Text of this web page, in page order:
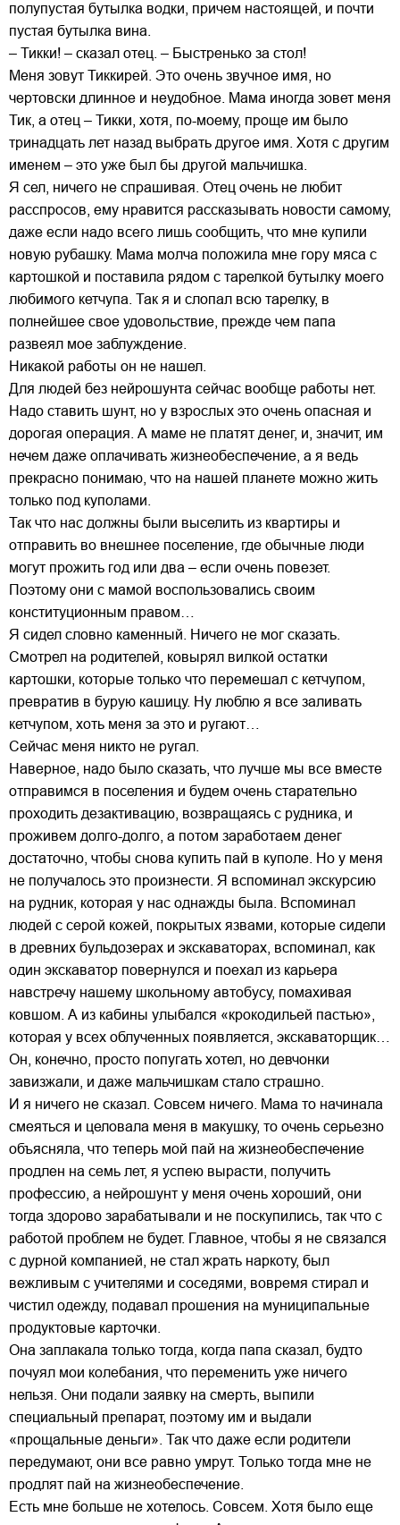
полупустая бутылка водки, причем настоящей, и почти
пустая бутылка вина.
– Тикки! – сказал отец. – Быстренько за стол!
Меня зовут Тиккирей. Это очень звучное имя, но
чертовски длинное и неудобное. Мама иногда зовет меня
Тик, а отец – Тикки, хотя, по-моему, проще им было
тринадцать лет назад выбрать другое имя. Хотя с другим
именем – это уже был бы другой мальчишка.
Я сел, ничего не спрашивая. Отец очень не любит
расспросов, ему нравится рассказывать новости самому,
даже если надо всего лишь сообщить, что мне купили
новую рубашку. Мама молча положила мне гору мяса с
картошкой и поставила рядом с тарелкой бутылку моего
любимого кетчупа. Так я и слопал всю тарелку, в
полнейшее свое удовольствие, прежде чем папа
развеял мое заблуждение.
Никакой работы он не нашел.
Для людей без нейрошунта сейчас вообще работы нет.
Надо ставить шунт, но у взрослых это очень опасная и
дорогая операция. А маме не платят денег, и, значит, им
нечем даже оплачивать жизнеобеспечение, а я ведь
прекрасно понимаю, что на нашей планете можно жить
только под куполами.
Так что нас должны были выселить из квартиры и
отправить во внешнее поселение, где обычные люди
могут прожить год или два – если очень повезет.
Поэтому они с мамой воспользовались своим
конституционным правом…
Я сидел словно каменный. Ничего не мог сказать.
Смотрел на родителей, ковырял вилкой остатки
картошки, которые только что перемешал с кетчупом,
превратив в бурую кашицу. Ну люблю я все заливать
кетчупом, хоть меня за это и ругают…
Сейчас меня никто не ругал.
Наверное, надо было сказать, что лучше мы все вместе
отправимся в поселения и будем очень старательно
проходить дезактивацию, возвращаясь с рудника, и
проживем долго-долго, а потом заработаем денег
достаточно, чтобы снова купить пай в куполе. Но у меня
не получалось это произнести. Я вспоминал экскурсию
на рудник, которая у нас однажды была. Вспоминал
людей с серой кожей, покрытых язвами, которые сидели
в древних бульдозерах и экскаваторах, вспоминал, как
один экскаватор повернулся и поехал из карьера
навстречу нашему школьному автобусу, помахивая
ковшом. А из кабины улыбался «крокодильей пастью»,
которая у всех облученных появляется, экскаваторщик…
Он, конечно, просто попугать хотел, но девчонки
завизжали, и даже мальчишкам стало страшно.
И я ничего не сказал. Совсем ничего. Мама то начинала
смеяться и целовала меня в макушку, то очень серьезно
объясняла, что теперь мой пай на жизнеобеспечение
продлен на семь лет, я успею вырасти, получить
профессию, а нейрошунт у меня очень хороший, они
тогда здорово зарабатывали и не поскупились, так что с
работой проблем не будет. Главное, чтобы я не связался
с дурной компанией, не стал жрать наркоту, был
вежливым с учителями и соседями, вовремя стирал и
чистил одежду, подавал прошения на муниципальные
продуктовые карточки.
Она заплакала только тогда, когда папа сказал, будто
почуял мои колебания, что переменить уже ничего
нельзя. Они подали заявку на смерть, выпили
специальный препарат, поэтому им и выдали
«прощальные деньги». Так что даже если родители
передумают, они все равно умрут. Только тогда мне не
продлят пай на жизнеобеспечение.
Есть мне больше не хотелось. Совсем. Хотя было еще